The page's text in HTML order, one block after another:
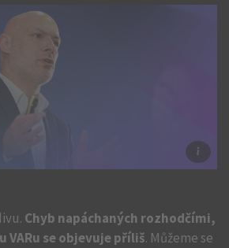
Chyb napáchaných rozhodčími,
VARu se objevuje příliš. Můžeme se